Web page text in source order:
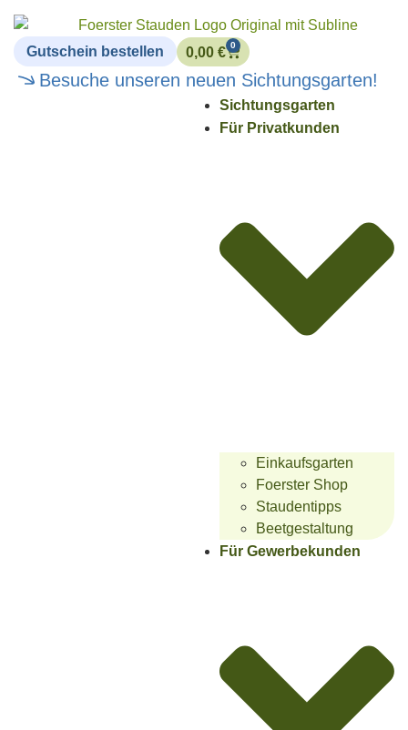
Gutschein bestellen 0,00 € 0
Besuche unseren neuen Sichtungsgarten!
Sichtungsgarten
Für Privatkunden
Einkaufsgarten
Foerster Shop
Staudentipps
Beetgestaltung
Für Gewerbekunden